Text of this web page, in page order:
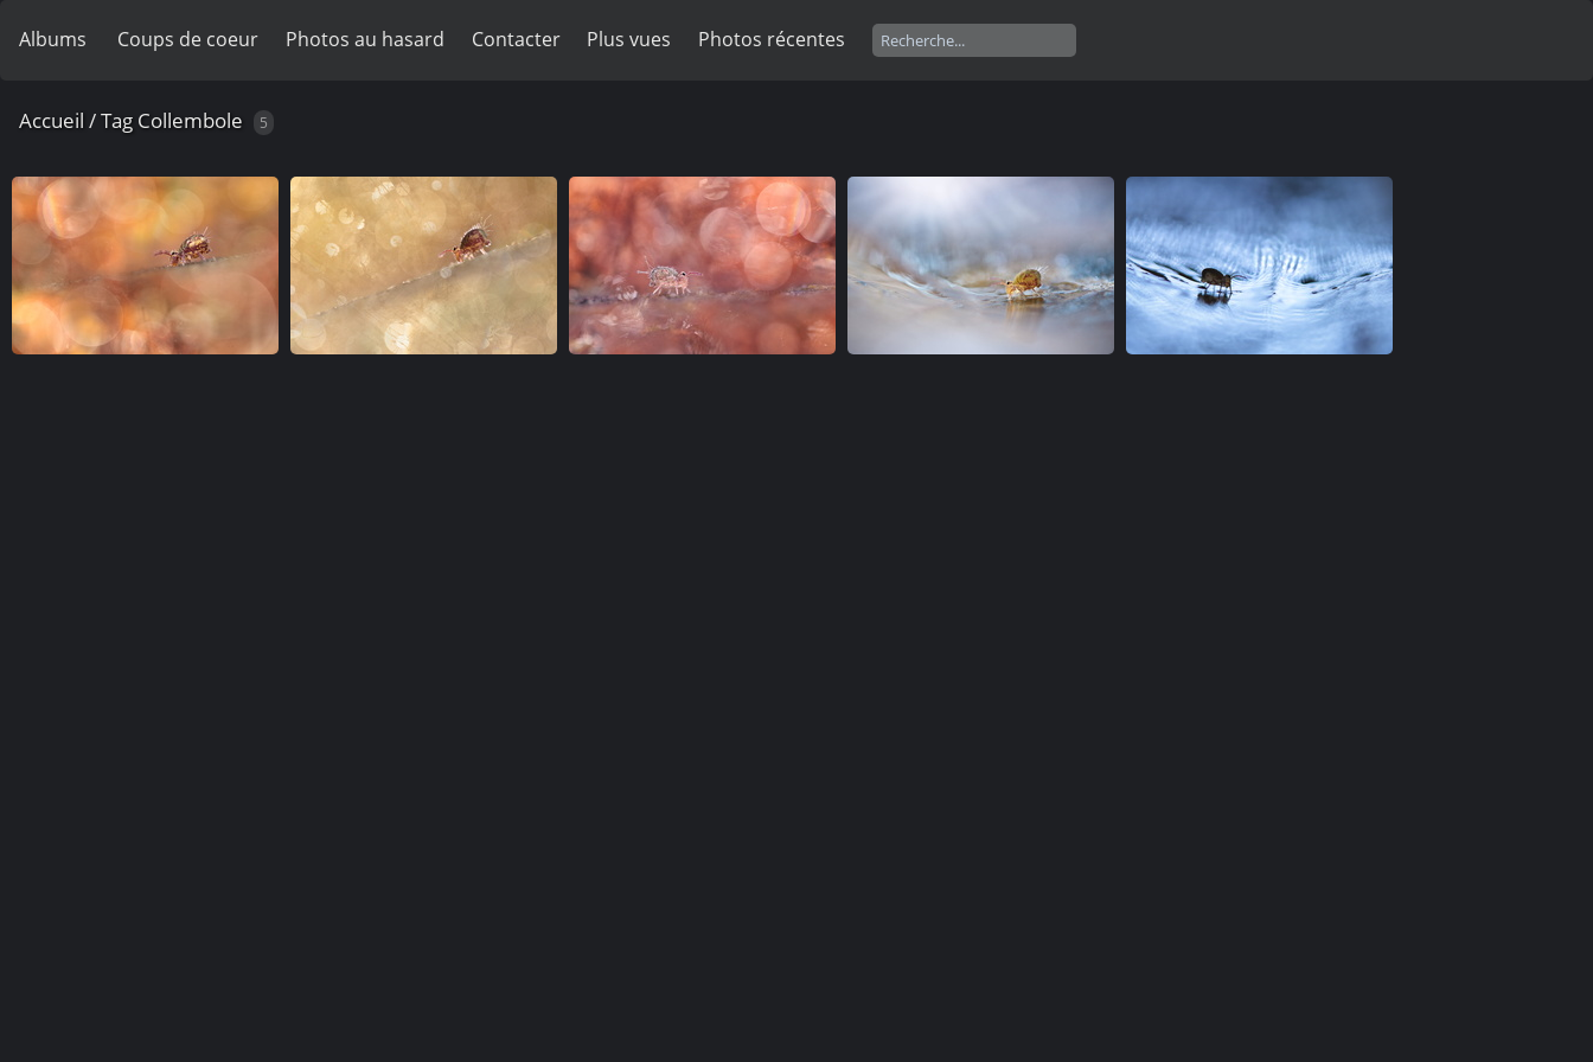
Albums Coups de coeur Photos au hasard Contacter Plus vues Photos récentes
Accueil /Tag Collembole 5